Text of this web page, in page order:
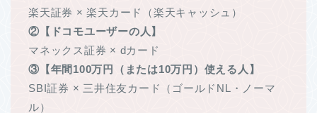
楽天証券 × 楽天カード（楽天キャッシュ）
②【ドコモユーザーの人】
マネックス証券 × dカード
③【年間100万円（または10万円）使える人】
SBI証券 × 三井住友カード（ゴールドNL・ノーマ
ル）